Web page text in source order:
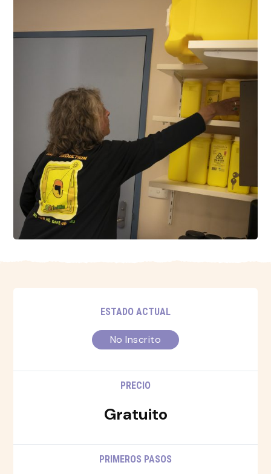
ESTADO ACTUAL
No Inscrito
PRECIO
Gratuito
PRIMEROS PASOS